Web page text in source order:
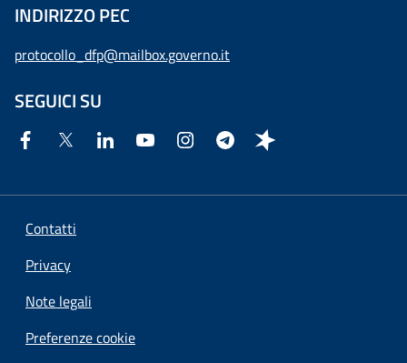
INDIRIZZO PEC
protocollo_dfp@mailbox.governo.it
SEGUICI SU
Contatti
Privacy
Note legali
Preferenze cookie